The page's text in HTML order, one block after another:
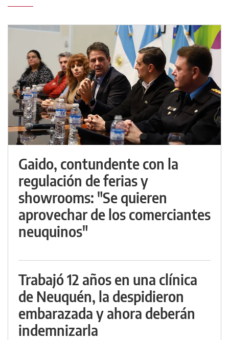
Gaido, contundente con la
regulación de ferias y
showrooms: "Se quieren
aprovechar de los comerciantes
neuquinos"
Trabajó 12 años en una clínica
de Neuquén, la despidieron
embarazada y ahora deberán
indemnizarla